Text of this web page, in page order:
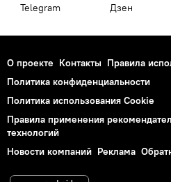
Telegram Дзен
О проекте Контакты Правила
Политика конфиденциальности
Политика использования Cookie
Правила применения
технологий
Новости компаний Реклама